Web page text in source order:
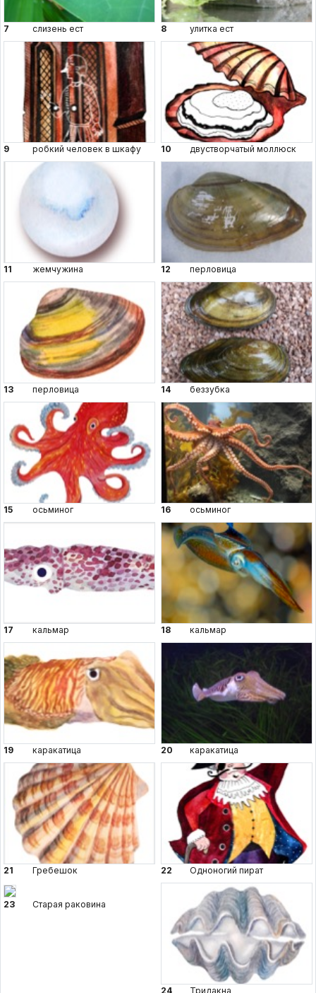
7 слизень ест 8 улитка ест
9 робкий человек в шкафу 10 двустворчатый моллюск
11 жемчужина 12 перловица
13 перловица 14 беззубка
15 осьминог 16 осьминог
17 кальмар 18 кальмар
19 каракатица 20 каракатица
21 Гребешок 22 Одноногий пират
23 Старая раковина
24 Тридакна